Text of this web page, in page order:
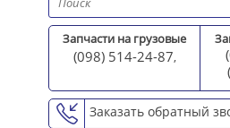
Запчасти на грузовые
(098) 514-24-87,
Заказать обратный